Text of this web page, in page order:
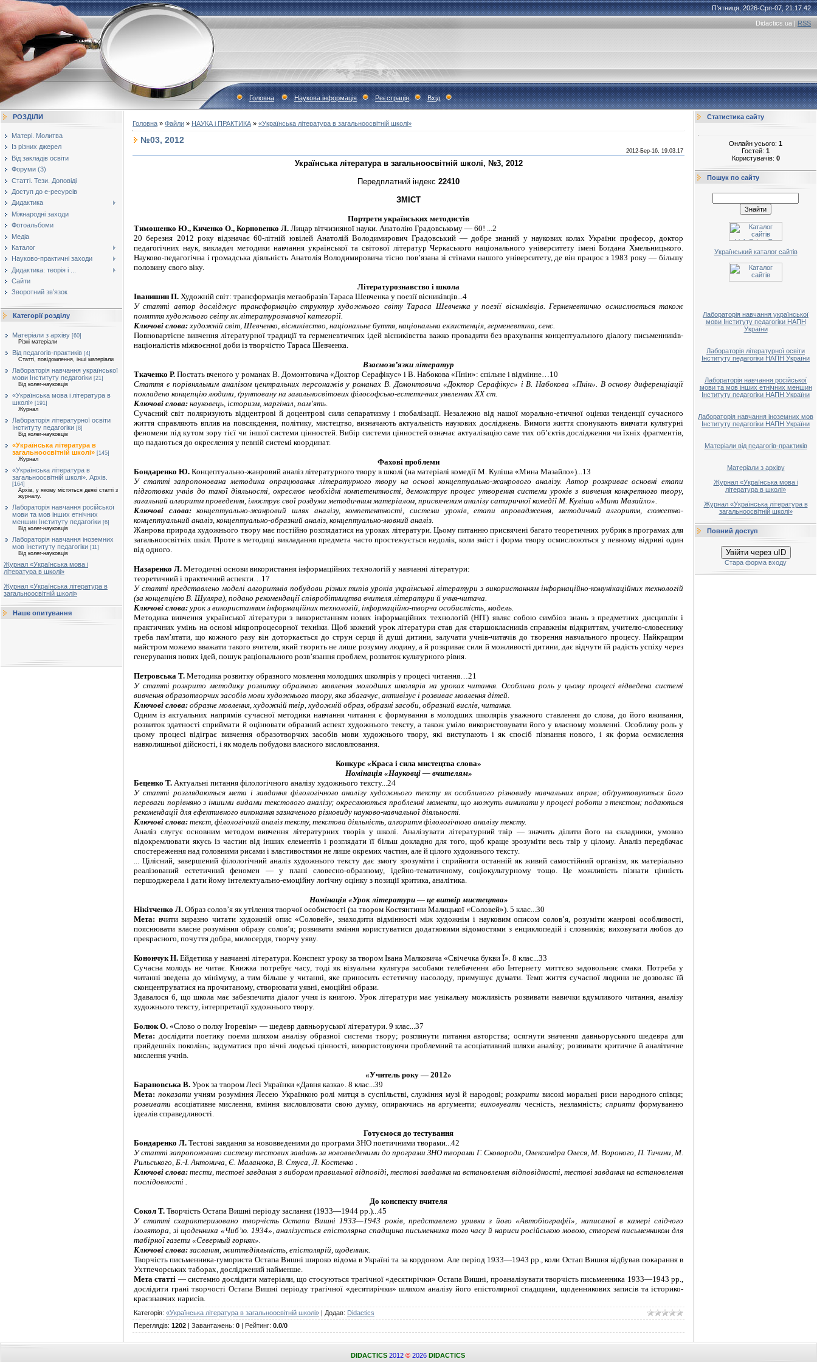
П’ятниця, 2026-Срп-07, 21.17.42
Didactics.ua | RSS
Головна Наукова інформація Реєстрація Вхід
РОЗДІЛИ
Матері. Молитва
Із різних джерел
Від закладів освіти
Форуми (3)
Статті. Тези. Доповіді
Доступ до е-ресурсів
Дидактика
Міжнародні заходи
Фотоальбоми
Медіа
Каталог
Науково-практичні заходи
Дидактика: теорія і ...
Сайти
Зворотний зв’язок
Категорії розділу
Матеріали з архіву [60]
Різні матеріали
Від педагогів-практиків [4]
Статті, повідомлення, інші матеріали
Лабораторія навчання української
мови Інституту педагогіки [21]
Від колег-науковців
«Українська мова і література в
школі» [191]
Журнал
Лабораторія літературної освіти
Інституту педагогіки [8]
Від колег-науковців
«Українська література в
загальноосвітній школі» [145]
Журнал
«Українська література в
загальноосвітній школі». Архів.
[164]
Архів, у якому містяться деякі статті з
журналу.
Лабораторія навчання російської
мови та мов інших етнічних
меншин Інституту педагогіки [6]
Від колег-науковців
Лабораторія навчання іноземних
мов Інституту педагогіки [11]
Від колег-науковців
Журнал «Українська мова і
література в школі»
Журнал «Українська література в
загальноосвітній школі»
Наше опитування
Головна » Файли » НАУКА і ПРАКТИКА » «Українська література в загальноосвітній школі»
№03, 2012
2012-Бер-16, 19.03.17
Українська література в загальноосвітній школі, №3, 2012
Передплатний індекс 22410
ЗМІСТ
Портрети українських методистів
Тимошенко Ю., Киченко О., Корновенко Л. Лицар вітчизняної науки. Анатолію Градовському — 60! ...2
20 березня 2012 року відзначає 60-літній ювілей Анатолій Володимирович Градовський — добре знаний у наукових колах України професор, доктор
педагогічних наук, викладач методики навчання української та світової літератур Черкаського національного університету імені Богдана Хмельницького.
Науково-педагогічна і громадська діяльність Анатолія Володимировича тісно пов’язана зі стінами нашого університету, де він працює з 1983 року — більшу
половину свого віку.
Літературознавство і школа
Іванишин П. Художній світ: трансформація мегаобразів Тараса Шевченка у поезії вісниківців...4
У статті автор досліджує трансформацію структур художнього світу Тараса Шевченка у поезії вісниківців. Герменевтично осмислюється також
поняття художнього світу як літературознавчої категорії.
Ключові слова: художній світ, Шевченко, вісниківство, національне буття, національна екзистенція, герменевтика, сенс.
Повновартісне вивчення літературної традиції та герменевтичних ідей вісниківства важко провадити без врахування концептуального діалогу письменників-
націоналістів міжвоєнної доби із творчістю Тараса Шевченка.
Взаємозв’язки літератур
Ткаченко Р. Постать вченого у романах В. Домонтовича «Доктор Серафікус» і В. Набокова «Пнін»: спільне і відмінне …10
Стаття є порівняльним аналізом центральних персонажів у романах В. Домонтовича «Доктор Серафікус» і В. Набокова «Пнін». В основу диференціації
покладено концепцію людини, ґрунтовану на загальносвітових філософсько-естетичних уявленнях ХХ ст.
Ключові слова: науковець, історизм, маргінал, пам’ять
Сучасний світ поляризують відцентрові й доцентрові сили сепаратизму і глобалізації. Незалежно від нашої морально-етичної оцінки тенденції сучасного
життя справляють вплив на повсякдення, політику, мистецтво, визначають актуальність наукових досліджень. Вимоги життя спонукають вивчати культурні
феномени під кутом зору тієї чи іншої системи цінностей. Вибір системи цінностей означає актуалізацію саме тих об’єктів дослідження чи їхніх фрагментів,
що надаються до окреслення у певній системі координат.
Фахові проблеми
Бондаренко Ю. Концептуально-жанровий аналіз літературного твору в школі (на матеріалі комедії М. Куліша «Мина Мазайло»)... 13
У статті запропонована методика опрацювання літературного твору на основі концептуально-жанрового аналізу. Автор розкриває основні етапи
підготовки учнів до такої діяльності, окреслює необхідні компетентності, демонструє процес утворення системи уроків з вивчення конкретного твору,
загальний алгоритм проведення, ілюструє свої роздуми методичним матеріалом, присвяченим аналізу сатиричної комедії М. Куліша «Мина Мазайло».
Ключові слова:концептуально-жанровий шлях аналізу, компетентності, системи уроків, етапи впровадження, методичний алгоритм, сюжетно-
концептуальний аналіз, концептуально-образний аналіз, концептуально-мовний аналіз.
Жанрова природа художнього твору має постійно розглядатися на уроках літератури. Цьому питанню присвячені багато теоретичних рубрик в програмах для
загальноосвітніх шкіл. Проте в методиці викладання предмета часто простежується недолік, коли зміст і форма твору осмислюються у певному відриві один
від одного.
Назаренко Л. Методичні основи використання інформаційних технологій у навчанні літератури:
теоретичний і практичний аспекти…17
У статті представлено моделі алгоритмів побудови різних типів уроків української літератури з використанням інформаційно-комунікаційних технологій
(за концепцією В. Шуляра), подано рекомендації співробітництва вчителя літератури й учня-читача.
Ключові слова: урок з використанням інформаційних технологій, інформаційно-творча особистість, модель.
Методика вивчення української літератури з використанням нових інформаційних технологій (НІТ) являє собою симбіоз знань з предметних дисциплін і
практичних умінь на основі мікропроцесорної техніки. Щоб кожний урок літератури став для старшокласників справжнім відкриттям, учителю-словеснику
треба пам’ятати, що кожного разу він доторкається до струн серця й душі дитини, залучати учнів-читачів до творення навчального процесу. Найкращим
майстром можемо вважати такого вчителя, який творить не лише розумну людину, а й розкриває сили й можливості дитини, дає відчути їй радість успіху через
генерування нових ідей, пошук раціонального розв’язання проблем, розвиток культурного рівня.
Петровська Т. Методика розвитку образного мовлення молодших школярів у процесі читання …21
У статті розкрито методику розвитку образного мовлення молодших школярів на уроках читання. Особлива роль у цьому процесі відведена системі
вивчення образотворчих засобів мови художнього твору, яка збагачує, активізує і розвиває мовлення дітей.
Ключові слова: образне мовлення, художній твір, художній образ, образні засоби, образний вислів, читання.
Одним із актуальних напрямів сучасної методики навчання читання є формування в молодших школярів уважного ставлення до слова, до його вживання,
розвиток здатності сприймати й оцінювати образний аспект художнього тексту, а також уміло використовувати його у власному мовленні. Особливу роль у
цьому процесі відіграє вивчення образотворчих засобів мови художнього твору, які виступають і як спосіб пізнання нового, і як форма осмислення
навколишньої дійсності, і як модель побудови власного висловлювання.
Конкурс «Краса і сила мистецтва слова»
Номінація «Науковці—вчителям»
Беценко Т. Актуальні питання філологічного аналізу художнього тексту... 24
У статті розглядаються мета і завдання філологічного аналізу художнього тексту як особливого різновиду навчальних вправ; обґрунтовуються його
переваги порівняно з іншими видами текстового аналізу; окреслюються проблемні моменти, що можуть виникати у процесі роботи з текстом; подаються
рекомендації для ефективного виконання зазначеного різновиду науково-навчальної діяльності.
Ключові слова: текст, філологічний аналіз тексту, текстова діяльність, алгоритм філологічного аналізу тексту.
Аналіз слугує основним методом вивчення літературних творів у школі. Аналізувати літературний твір — значить ділити його на складники, умовно
відокремлювати якусь із частин від інших елементів і розглядати її більш докладно для того, щоб краще зрозуміти весь твір у цілому. Аналіз передбачає
спостереження над головними рисами і властивостями не лише окремих частин, але й цілого художнього тексту.
... Цілісний, завершений філологічний аналіз художнього тексту дає змогу зрозуміти і сприйняти останній як живий самостійний організм, як матеріально
реалізований естетичний феномен — у плані словесно-образному, ідейно-тематичному, соціокультурному тощо. Це можливість пізнати цінність
першоджерела і дати йому інтелектуально-емоційну логічну оцінку з позиції критика, аналітика.
Номінація «Урок літератури—це витвір мистецтва»
Нікітченко Л. Образ солов’я як утілення творчої особистості (за твором Костянтини Малицької «Соловей»). 5 клас ...30
Мета: вчити виразно читати художній опис «Соловей»,
знаходити відмінності між художнім і науковим описом солов’я, розуміти жанрові особливості,
пояснювати власне розуміння образу солов’я; розвивати вміння користуватися додатковими відомостями з енциклопедій і словників; виховувати любов до
прекрасного, почуття добра, милосердя, творчу уяву.
Конончук Н. Ейдетика у навчанні літератури. Конспект уроку за твором Івана Малковича «Свічечка букви Ї». 8 клас... 33
Сучасна молодь не читає. Книжка потребує часу, тоді як візуальна культура засобами телебачення або Інтернету миттєво задовольняє смаки. Потреба у
читанні зведена до мінімуму, а тим більше у читанні, яке приносить естетичну насолоду, примушує думати. Темп життя сучасної людини не дозволяє їй
сконцентруватися на прочитаному, створювати уявні, емоційні образи.
Здавалося б, що школа має забезпечити діалог учня із книгою. Урок літератури має унікальну можливість розвивати навички вдумливого читання, аналізу
художнього тексту, інтерпретації художнього твору.
Болюк О. «Слово о полку Ігоревім» — шедевр давньоруської літератури. 9 клас ...37
Мета: дослідити поетику поеми шляхом аналізу образної системи твору; розглянути питання авторства; осягнути значення давньоруського шедевра для
прийдешніх поколінь; задуматися про вічні людські цінності, використовуючи проблемний та асоціативний шляхи аналізу; розвивати критичне й аналітичне
мислення учнів.
«Учитель року — 2012»
Барановська В. Урок за твором Лесі Українки «Давня казка». 8 клас ...39
Мета: показатиучням розуміння Лесею Українкою ролі митця в суспільстві, служіння музі й народові;розкрити високі моральні риси народного співця;
розвивати асоціативне мислення, вміння висловлювати свою думку, опираючись на аргументи;виховувати чесність, незламність;сприятиформуванню
ідеалів справедливості.
Готуємося до тестування
Бондаренко Л. Тестові завдання за нововведеними до програми ЗНО поетичними творами ...42
У статті запропоновано систему тестових завдань за нововведеними до програми ЗНО творами Г. Сковороди, Олександра Олеся, М. Вороного, П. Тичини, М.
Рильського, Б.-І. Антонича Є. Маланюка, В. Стуса, Л. Костенко
Ключові слова:тести, тестові завдання з вибором правильної відповіді, тестові завдання на встановлення відповідності, тестові завдання на встановлення
послідовності .
До конспекту вчителя
Сокол Т. Творчість Остапа Вишні періоду заслання (1933—1944 рр.)...45
У статті схарактеризовано творчість Остапа Вишні1933—1943 років, представлено уривки з його «Автобіографії», написаної в камері слідчого
ізолятора, зі щоденника «Чиб’ю. 1934», аналізується епістолярна спадщина письменника того часу й нариси російською мовою, створені письменником для
табірної газети «Северный горняк».
Ключові слова: заслання, життєдіяльність, епістолярій, щоденник.
Творчість письменника-гумориста Остапа Вишні широко відома в Україні та за кордоном. Але період 1933—1943 рр., коли Остап Вишня відбував покарання в
Ухтпечорських таборах, досліджений найменше.
Мета статті — системно дослідити матеріали, що стосуються трагічної «десятирічки» Остапа Вишні, проаналізувати творчість письменника 1933—1943 рр.,
дослідити грані творчості Остапа Вишні періоду трагічної «десятирічки» шляхом аналізу його епістолярної спадщини, щоденникових записів та історико-
краєзнавчих нарисів.
Категорія: «Українська література в загальноосвітній школі» | Додав: Didactics
Переглядів: 1202 | Завантажень: 0 | Рейтинг: 0.0/0
Статистика сайту
Онлайн усього: 1
Гостей: 1
Користувачів: 0
Пошук по сайту
Український каталог сайтів
Лабораторія навчання української
мови Інституту педагогіки НАПН
України
Лабораторія літературної освіти
Інституту педагогіки НАПН України
Лабораторія навчання російської
мови та мов інших етнічних меншин
Інституту педагогіки НАПН України
Лабораторія навчання іноземних мов
Інституту педагогіки НАПН України
Матеріали від педагогів-практиків
Матеріали з архіву
Журнал «Українська мова і
література в школі»
Журнал «Українська література в
загальноосвітній школі»
Повний доступ
Увійти через uID
Стара форма входу
DIDACTICS 2012 © 2026 DIDACTICS